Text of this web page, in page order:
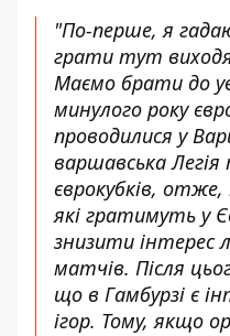
"По-перше, я
грати тут
Маємо брати до
минулого року
проводилися у
варшавська
єврокубків,
які гратимуть у
знизити інтерес
матчів. Після
що в Гамбурзі є
ігор. Тому, якщо